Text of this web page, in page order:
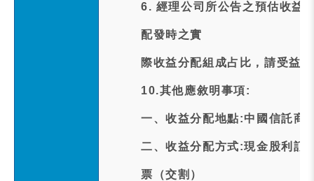
6. 經理公司所公告之預估收益
配發時之實
際收益分配組成占比，請受益
10.其他應敘明事項:
一、收益分配地點:中國信託商
二、收益分配方式:現金股利訂
票（交割）